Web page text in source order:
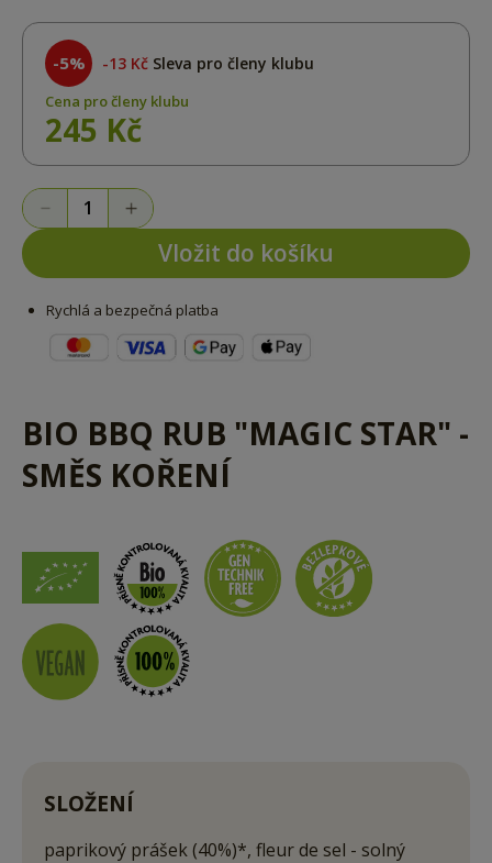
-5% 13 Kč Sleva pro členy klubu
Cena pro členy klubu
245 Kč
Vložit do košíku
Rychlá a bezpečná platba
BIO BBQ RUB "MAGIC STAR" -
SMĚS KOŘENÍ
SLOŽENÍ
paprikový prášek (40%)*, fleur de sel - solný